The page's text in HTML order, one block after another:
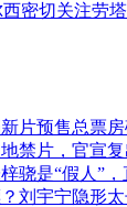
密切关注劳
片预售总票房
禁片，官宣复
骁是“假人”
刘宇宁隐形